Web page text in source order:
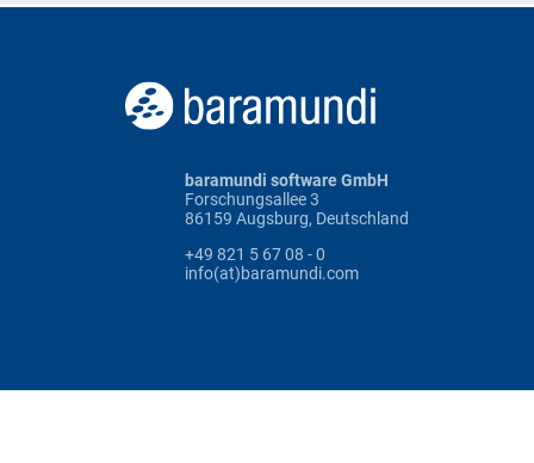
baramundi software GmbH
Forschungsallee 3
86159 Augsburg, Deutschland
+49 821 5 67 08 - 0
info(at)baramundi.com